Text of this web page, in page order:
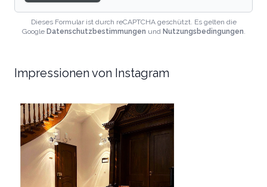
Dieses Formular ist durch reCAPTCHA geschützt. Es gelten die
Google Datenschutzbestimmungen und Nutzungsbedingungen.
Impressionen von Instagram